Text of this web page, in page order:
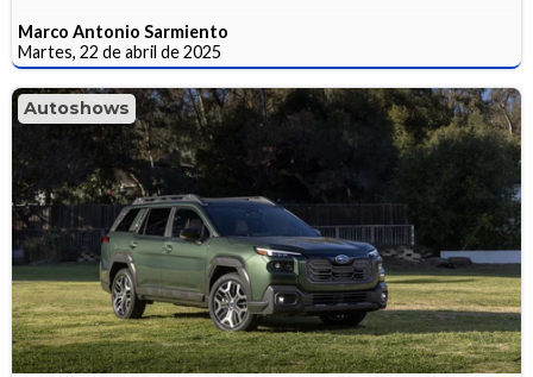
Marco Antonio Sarmiento
Martes, 22 de abril de 2025
Autoshows